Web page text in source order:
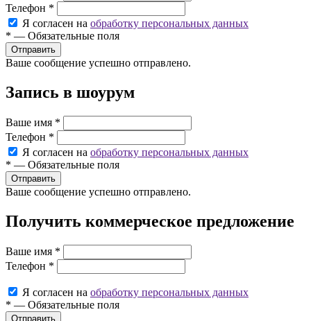
Телефон *
Я согласен на обработку персональных данных
* — Обязательные поля
Ваше сообщение успешно отправлено.
Запись в шоурум
Ваше имя *
Телефон *
Я согласен на обработку персональных данных
* — Обязательные поля
Ваше сообщение успешно отправлено.
Получить коммерческое предложение
Ваше имя *
Телефон *
Я согласен на обработку персональных данных
* — Обязательные поля